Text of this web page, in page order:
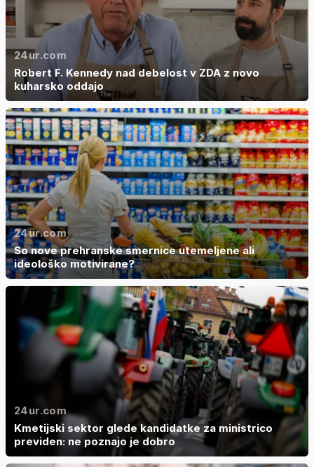
24ur.com
Robert F. Kennedy nad debelost v ZDA z novo
kuharsko oddajo
24ur.com
So nove prehranske smernice utemeljene ali
ideološko motivirane?
24ur.com
Kmetijski sektor glede kandidatke za ministrico
previden: ne poznajo je dobro